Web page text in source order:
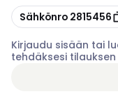
Kopioi
Sähkönro 2815456
Kirjaudu sisään tai
tehdäksesi tilauksen